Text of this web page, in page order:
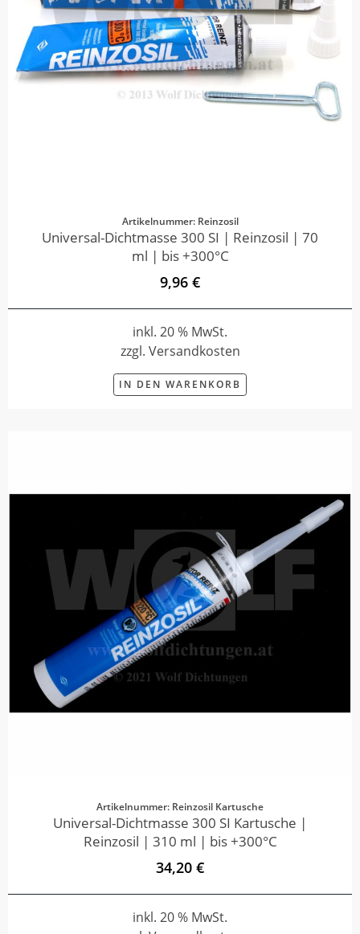
Artikelnummer: Reinzosil
Universal-Dichtmasse 300 SI | Reinzosil | 70
ml | bis +300°C
9,96 €
inkl. 20 % MwSt.
zzgl. Versandkosten
IN DEN WARENKORB
Artikelnummer: Reinzosil Kartusche
Universal-Dichtmasse 300 SI Kartusche |
Reinzosil | 310 ml | bis +300°C
34,20 €
inkl. 20 % MwSt.